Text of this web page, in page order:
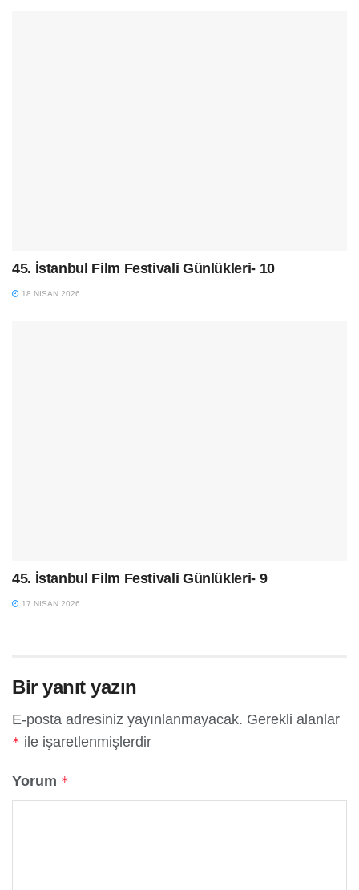
45. İstanbul Film Festivali Günlükleri- 10
18 NISAN 2026
45. İstanbul Film Festivali Günlükleri- 9
17 NISAN 2026
Bir yanıt yazın
E-posta adresiniz yayınlanmayacak. Gerekli alanlar
* ile işaretlenmişlerdir
Yorum *